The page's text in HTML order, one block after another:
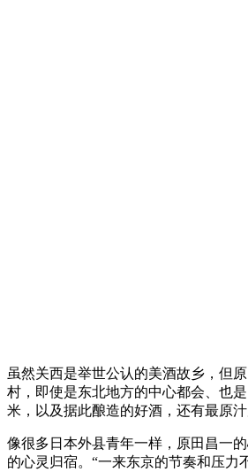
虽然关西是举世公认的美酒故乡，但
村，即使是东北地方的中心都会、也
米，以及据此酿造的好酒，还有最原
像很多日本外县青年一样，原田昌一
的心灵归宿。“一来东京的节奏和压